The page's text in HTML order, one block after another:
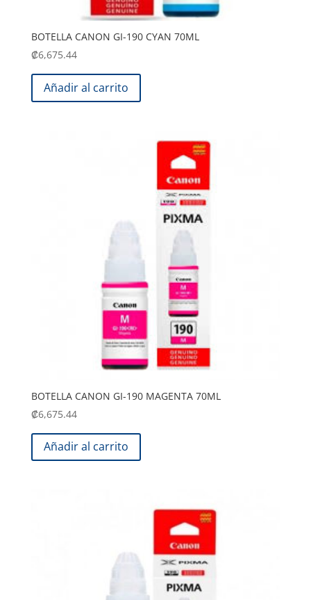
BOTELLA CANON GI-190 CYAN 70ML
₡6,675.44
Añadir al carrito
BOTELLA CANON GI-190 MAGENTA 70ML
₡6,675.44
Añadir al carrito